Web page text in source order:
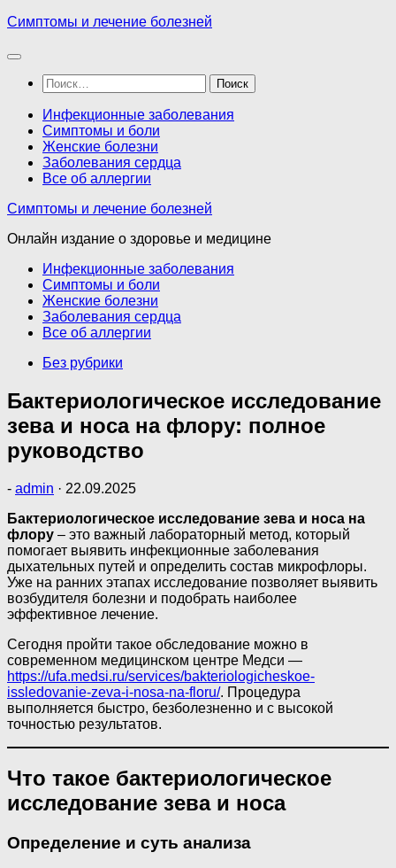
Перейти
содержимому
Симптомы и лечение болезней
Найти:
Инфекционные заболевания
Симптомы и боли
Женские болезни
Заболевания сердца
Все об аллергии
Симптомы и лечение болезней
Онлайн издание о здоровье и медицине
Инфекционные заболевания
Симптомы и боли
Женские болезни
Заболевания сердца
Все об аллергии
Без рубрики
Бактериологическое исследование
зева и носа на флору: полное
руководство
- admin · 22.09.2025
Бактериологическое исследование зева и носа на
флору – это важный лабораторный метод, который
помогает выявить инфекционные заболевания
дыхательных путей и определить состав микрофлоры.
Уже на ранних этапах исследование позволяет выявить
возбудителя болезни и подобрать наиболее
эффективное лечение.
Сегодня пройти такое обследование можно в
современном медицинском центре Медси —
https://ufa.medsi.ru/services/bakteriologicheskoe-
issledovanie-zeva-i-nosa-na-floru/. Процедура
выполняется быстро, безболезненно и с высокой
точностью результатов.
Что такое бактериологическое
исследование зева и носа
Определение и суть анализа